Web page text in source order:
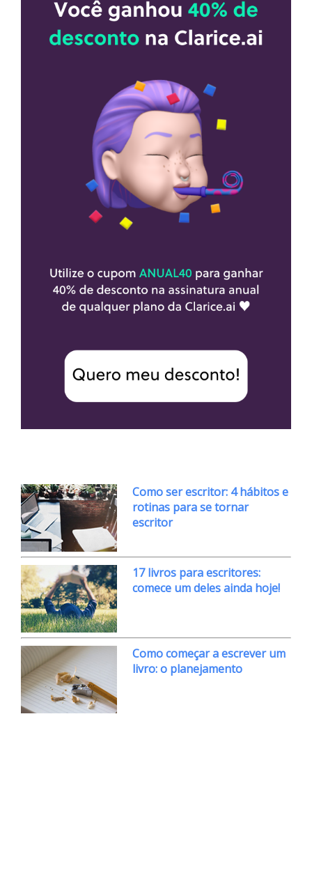
Como ser escritor: 4 hábitos e
rotinas para se tornar
escritor
17 livros para escritores:
comece um deles ainda hoje!
Como começar a escrever um
livro: o planejamento